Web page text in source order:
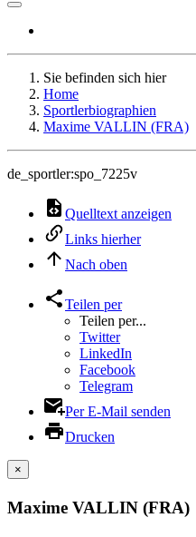
Sie befinden sich hier
Home
Sportlerbiographien
Maxime VALLIN (FRA)
de_sportler:spo_7225v
Quelltext anzeigen
Links hierher
Nach oben
Teilen per
Teilen per...
Twitter
LinkedIn
Facebook
Telegram
Per E-Mail senden
Drucken
×
Maxime VALLIN (FRA)